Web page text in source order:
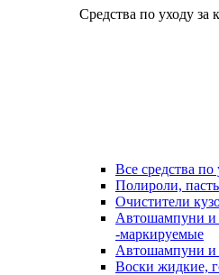
Средства по уходу за
Все средства по
Полироли,
Очистители
Автошампуни и
-маркируемые
Автошампуни и
Воски жидкие,